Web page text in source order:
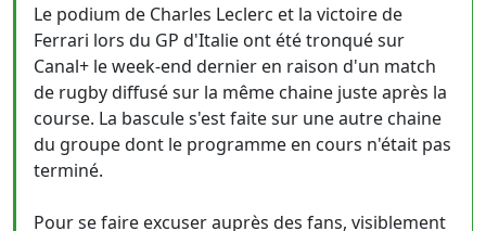
Le podium de Charles Leclerc et la victoire de
Ferrari lors du GP d'Italie ont été tronqué sur
Canal+ le week-end dernier en raison d'un match
de rugby diffusé sur la même chaine juste après la
course. La bascule s'est faite sur une autre chaine
du groupe dont le programme en cours n'était pas
terminé.
Pour se faire excuser auprès des fans, visiblement